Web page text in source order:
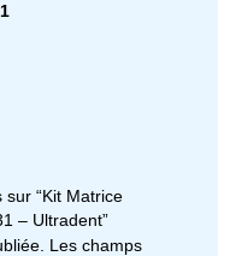
“Kit Matrice
– Ultradent”
Les champs